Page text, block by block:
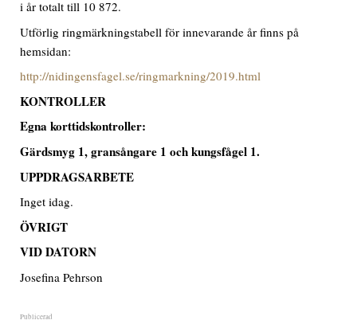
i år totalt till 10 872.
Utförlig ringmärkningstabell för innevarande år finns på
hemsidan:
http://nidingensfagel.se/ringmarkning/2019.html
KONTROLLER
Egna korttidskontroller:
Gärdsmyg 1,gransångare 1 och kungsfågel 1.
UPPDRAGSARBETE
Inget idag.
ÖVRIGT
VID DATORN
Josefina Pehrson